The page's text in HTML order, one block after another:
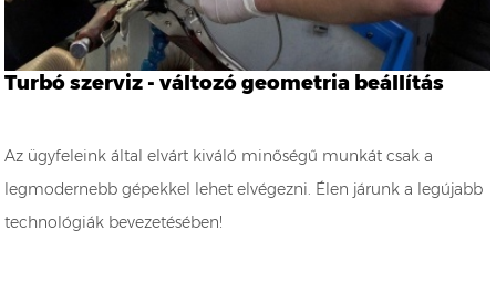
Turbó szerviz - változó geometria beállítás
Az ügyfeleink által elvárt kiváló minőségű munkát csak a
legmodernebb gépekkel lehet elvégezni. Élen járunk a legújabb
technológiák bevezetésében!